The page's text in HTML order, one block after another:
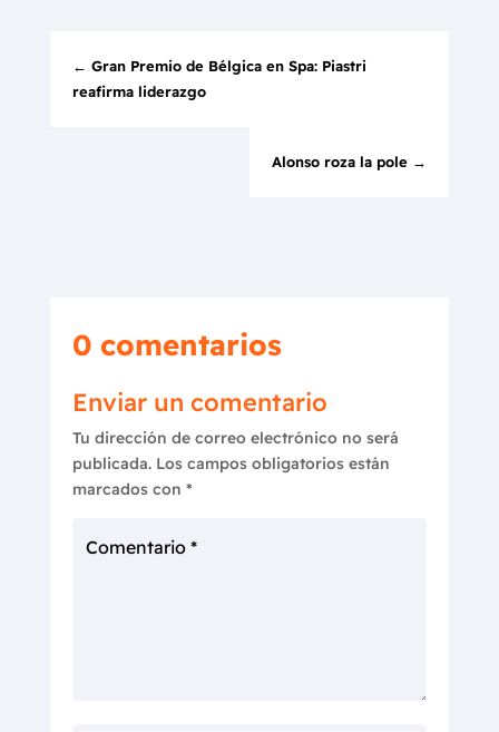
← Gran Premio de Bélgica en Spa: Piastri
reafirma liderazgo
Alonso roza la pole →
0 comentarios
Enviar un comentario
Tu dirección de correo electrónico no será
publicada. Los campos obligatorios están
marcados con *